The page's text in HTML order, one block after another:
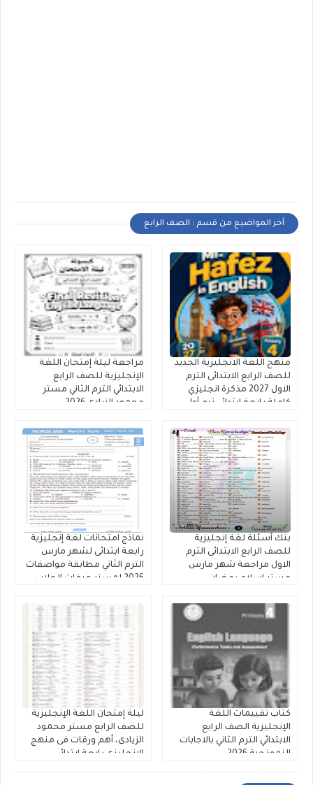
أخر المواضيع من قسم : الصف الرابع
منهج اللغة الانجليزية الجديد
للصف الرابع الابتدائى الترم
الاول 2027 مذكرة انجليزي
كاملة رابعة ابتدائي ترم أول
مراجعة ليلة إمتحان اللغة
الإنجليزية للصف الرابع
الابتدائي الترم الثاني مستر
محمود الزيادى 2026
بنك أسئلة لغة إنجليزية
للصف الرابع الابتدائى الترم
الاول مراجعة شهر مارس
مستر إسلام رمضان.
نماذج امتحانات لغة إنجليزية
رابعة ابتدائى لشهر مارس
الترم الثاني مطابقة مواصفات
2026 لمستر عرفات الحلاب
كتاب تقييمات اللغة
الإنجليزية الصف الرابع
الابتدائي الترم الثاني بالاجابات
النموذجية 2026
ليلة إمتحان اللغة الإنجليزية
للصف الرابع مستر محمود
الزيادى، أهم ورقات فى منهج
الانجليزى رابعة ابتدائي